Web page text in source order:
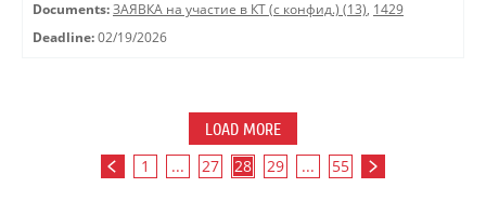
Documents: ЗАЯВКА на участие в КТ (с конфид.) (13), 1429
Deadline: 02/19/2026
LOAD MORE
1 ... 27 28 29 ... 55